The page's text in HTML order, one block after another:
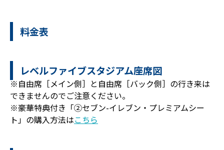
料金表
レベルファイブスタジアム座席図
※自由席［メイン側］と自由席［バック側］の行き来は
できませんのでご注意ください。
※豪華特典付き「②セブン-イレブン・プレミアムシー
ト」の購入方法はこちら